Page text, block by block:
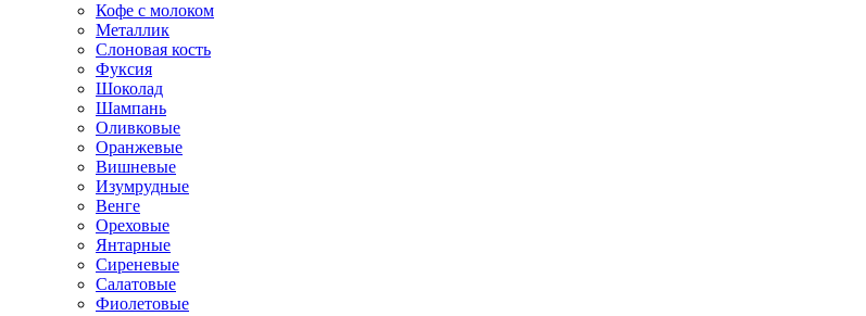
Кофе с молоком
Металлик
Слоновая кость
Фуксия
Шоколад
Шампань
Оливковые
Оранжевые
Вишневые
Изумрудные
Венге
Ореховые
Янтарные
Сиреневые
Салатовые
Фиолетовые